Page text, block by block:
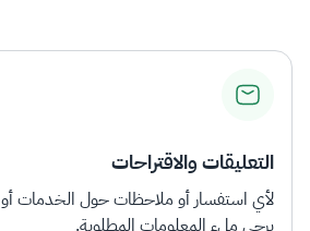
التعليقات والاقتراحات
لأي استفسار أو ملاحظات حول الخدمات أو
يرجى ملء المعلومات المطلوبة.